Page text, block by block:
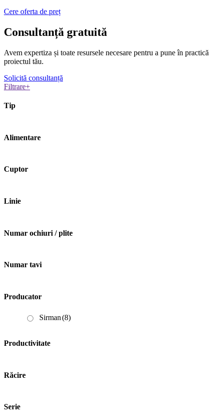
Cere oferta de preț
Consultanță gratuită
Avem expertiza și toate resursele necesare pentru a pune în practică
proiectul tău.
Solicită consultanță
Filtrare+
Tip
Alimentare
Cuptor
Linie
Numar ochiuri / plite
Numar tavi
Producator
Sirman(8)
Productivitate
Răcire
Serie